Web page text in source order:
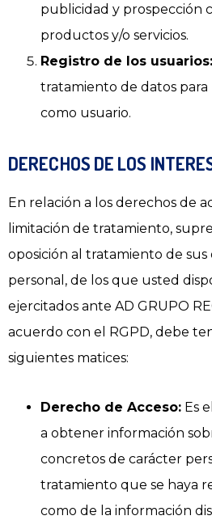
publicidad y prospección
productos y/o servicios.
Registro de los usuarios:
tratamiento de datos para
como usuario.
DERECHOS DE LOS
En relación a los derechos de
limitación de tratamiento,
oposición al tratamiento de
personal, de los que usted
ejercitados ante AD GRUPO
acuerdo con el RGPD, debe
siguientes matices:
Derecho de Acceso: Es
a obtener información
concretos de carácter
tratamiento que se haya
como de la información